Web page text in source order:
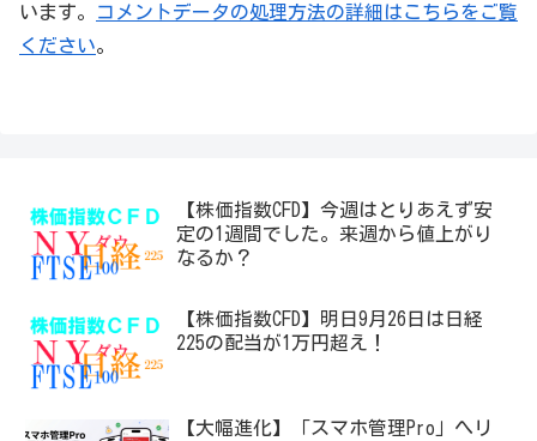
います。
コメントデータの処理方法の詳細はこちらをご覧
ください。
【株価指数CFD】今週はとりあえず安
定の1週間でした。来週から値上がり
なるか？
【株価指数CFD】明日9月26日は日経
225の配当が1万円超え！
【大幅進化】「スマホ管理Pro」へリ